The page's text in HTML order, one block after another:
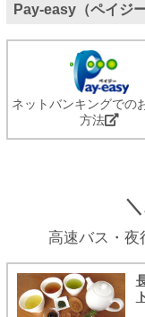
Pay-easy（ペイジ
ネットバンキングでの
方法
高速バス・夜